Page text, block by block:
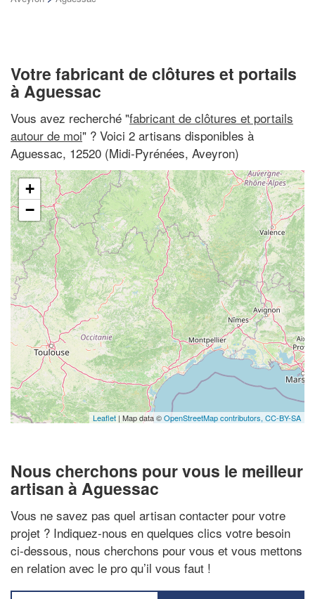
Votre fabricant de clôtures et portails
à Aguessac
Vous avez recherché "fabricant de clôtures et portails
autour de moi" ? Voici 2 artisans disponibles à
Aguessac, 12520 (Midi-Pyrénées, Aveyron)
+
−
Leaflet | Map data ©OpenStreetMap contributors, CC-BY-SA
Nous cherchons pour vous le meilleur
artisan à Aguessac
Vous ne savez pas quel artisan contacter pour votre
projet ? Indiquez-nous en quelques clics votre besoin
ci-dessous, nous cherchons pour vous et vous mettons
en relation avec le pro qu’il vous faut !